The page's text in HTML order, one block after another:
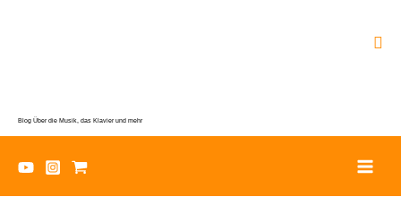
Blog Über die Musik, das Klavier und mehr